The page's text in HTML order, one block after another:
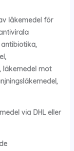
läkemedel för
läkemedel mot
via DHL eller